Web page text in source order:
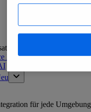
und -prognosen
Insights entdecken
für jede Umgebung